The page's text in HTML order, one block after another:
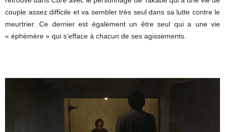
couple assez difficile et va sembler très seul dans sa lutte contre le
meurtrier. Ce dernier est également un être seul qui a une vie
« éphémère » qui s’efface à chacun de ses agissements.